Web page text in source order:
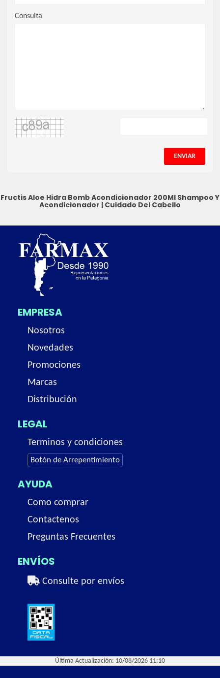
Consulta
ENVIAR
Fructis Aloe Hidra Bomb Acondicionador 200Ml Shampoo Y
Acondicionador | Cuidado Del Cabello
EMPRESA
Nosotros
Novedades
Promociones
Marcas
Distribución
LEGAL
Terminos y condiciones
Botón de Arrepentimiento
AYUDA
Como comprar
Contactenos
Preguntas Frecuentes
ENVÍOS
Consulte por envíos
Última Actualización: 10/08/2026 11:10